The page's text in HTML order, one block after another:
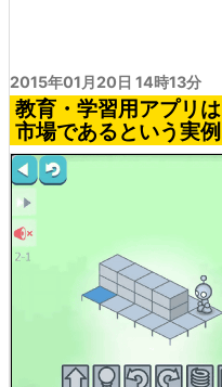
2015年01月20日 14時13分
教育・学習用アプリ
市場であるという実例